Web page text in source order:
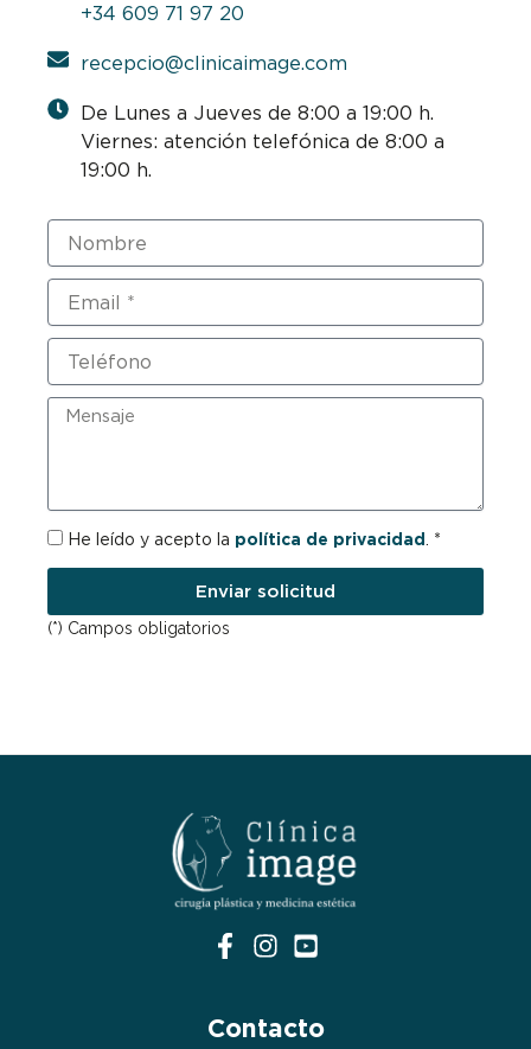
+34 609 71 97 20
recepcio@clinicaimage.com
De Lunes a Jueves de 8:00 a 19:00 h.
Viernes: atención telefónica de 8:00 a
19:00 h.
Nombre
Email
Teléfono
Mensaje
RGPDHe leído y acepto la política de privacidad . *
Enviar solicitud
(*) Campos obligatorios
Contacto